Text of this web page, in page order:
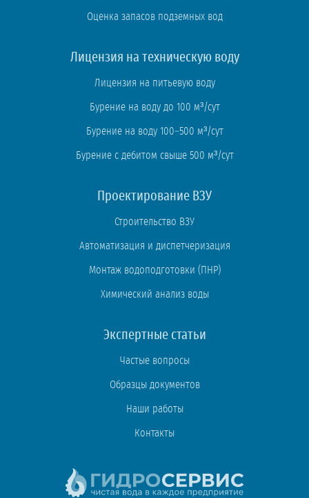
Оценка запасов подземных вод
Лицензия на техническую воду
Лицензия на питьевую воду
Бурение на воду до 100 м³/сут
Бурение на воду 100–500 м³/сут
Бурение с дебитом свыше 500 м³/сут
Проектирование ВЗУ
Строительство ВЗУ
Автоматизация и диспетчеризация
Монтаж водоподготовки (ПНР)
Химический анализ воды
Экспертные статьи
Частые вопросы
Образцы документов
Наши работы
Контакты